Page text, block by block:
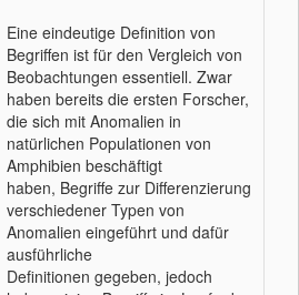
Eine eindeutige Definition von
Begriffen ist für den Vergleich von
Beobachtungen essentiell. Zwar
haben bereits die ersten Forscher,
die sich mit Anomalien in
natürlichen Populationen von
Amphibien beschäftigt
haben, Begriffe zur Differenzierung
verschiedener Typen von
Anomalien eingeführt und dafür
ausführliche
Definitionen gegeben, jedoch